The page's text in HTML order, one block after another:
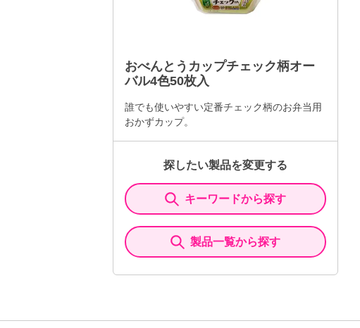
おべんとうカップチェック柄オー
バル4色50枚入
誰でも使いやすい定番チェック柄のお弁当用
おかずカップ。
探したい製品を変更する
キーワードから探す
製品一覧から探す